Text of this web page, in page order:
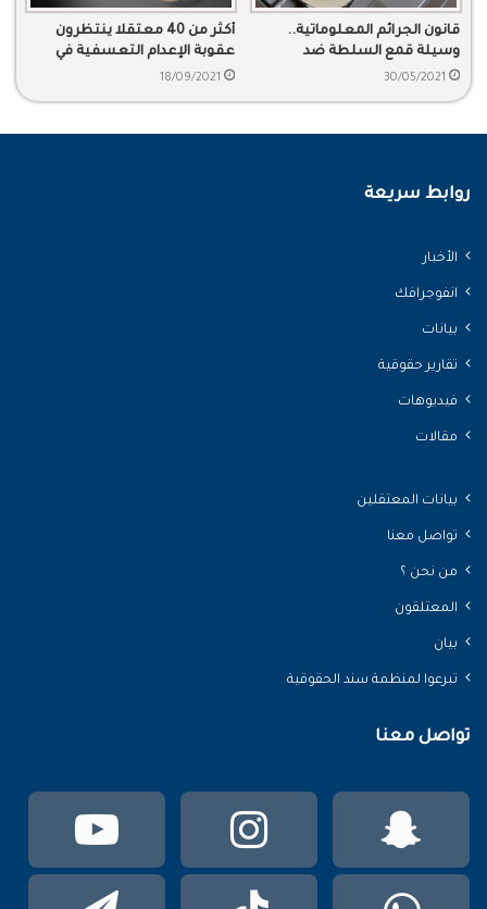
قانون الجرائم المعلوماتية..
وسيلة قمع السلطة ضد
الناشطين
30/05/2021
أكثر من 40 معتقلا ينتظرون
عقوبة الإعدام التعسفية في
المعتقلات الحكومية
18/09/2021
روابط سريعة
الأخبار
انفوجرافك
بيانات
تقارير حقوقية
فيديوهات
مقالات
بيانات المعتقلين
تواصل معنا
من نحن ؟
المعتلقون
بيان
تبرعوا لمنظمة سند الحقوقية
تواصل معنا
انستقرام
سناب